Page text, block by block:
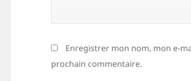
Enregistrer mon nom, mon e-
prochain commentaire.